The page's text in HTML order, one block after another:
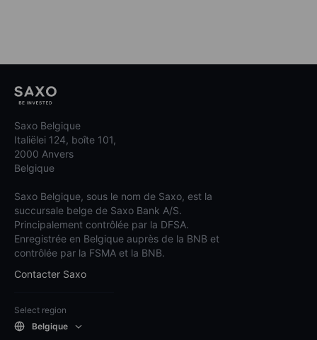
Saxo Belgique
Italiëlei 124, boîte 101,
2000 Anvers
Belgique
Saxo Belgique, sous le nom de Saxo, est la
succursale belge de Saxo Bank A/S.
Principalement contrôlée par la DFSA.
Enregistrée en Belgique auprès de la BNB et
contrôlée par la FSMA et la BNB.
Contacter Saxo
Select region
Belgique